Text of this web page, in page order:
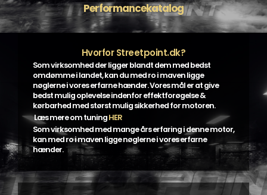
Performancekatalog
Hvorfor Streetpoint.dk?
Som virksomhed der ligger blandt dem med bedst
omdømme i landet, kan du med ro i maven ligge
nøglerne i vores erfarne hænder. Vores mål er at give
bedst mulig oplevelse indenfor effektforøgelse &
kørbarhed med størst mulig sikkerhed for motoren.
Læs mere om tuningHER
Som virksomhed med mange års erfaring i denne motor,
kan med ro i maven ligge nøglerne i vores erfarne
hænder.